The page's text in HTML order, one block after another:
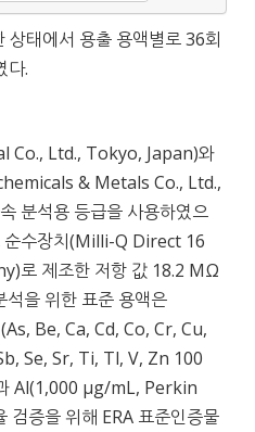
상태에서 용출 용액별로 36회
다.
Co., Ltd., Tokyo, Japan)와
& Metals Co., Ltd.,
분석용 등급을 사용하였으
수장치(Milli-Q Direct 16
로 제조한 저항 값 18.2 MΩ
석을 위한 표준 용액은
Be, Ca, Cd, Co, Cr, Cu,
Se, Sr, Ti, Tl, V, Zn 100
Al(1,000 μg/mL, Perkin
검증을 위해 ERA 표준인증물